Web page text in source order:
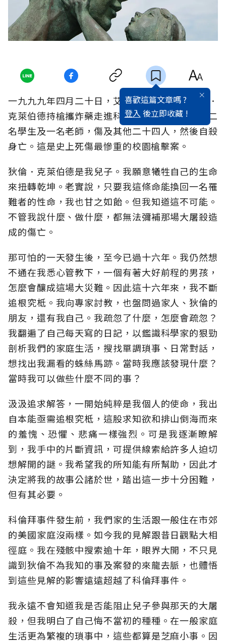
喜歡這篇文章嗎 ?
登入 後立即收藏 !
一九九九年四月二十日，艾瑞克．哈里斯和狄倫．
克萊伯德持槍攜炸藥走進科倫拜高中，殺害了十二
名學生及一名老師，傷及其他二十四人，然後自殺
身亡。這是史上死傷最慘重的校園槍擊案。
狄倫．克萊伯德是我兒子。我願意犧牲自己的生命
來扭轉乾坤。老實說，只要我這條命能換回一名罹
難者的性命，我也甘之如飴。但我知道這不可能。
不管我說什麼、做什麼，都無法彌補那場大屠殺造
成的傷亡。
那可怕的一天發生後，至今已過十六年。我仍然想
不通在我悉心管教下，一個有著大好前程的男孩，
怎麼會釀成這場大災難。因此這十六年來，我不斷
追根究柢。我向專家討教，也盤問過家人、狄倫的
朋友，還有我自己。我疏忽了什麼，怎麼會疏忽？
我翻遍了自己每天寫的日記，以鑑識科學家的狠勁
剖析我們的家庭生活，搜找單調瑣事、日常對話，
想找出我漏看的蛛絲馬跡。當時我應該發現什麼？
當時我可以做些什麼不同的事？
汲汲追求解答，一開始純粹是我個人的使命，我出
自本能亟需追根究柢，這股求知欲和排山倒海而來
的羞愧、恐懼、悲痛一樣強烈。可是我逐漸瞭解
到，我手中的片斷資訊，可提供線索給許多人迫切
想解開的謎。我希望我的所知能有所幫助，因此才
決定將我的故事公諸於世，踏出這一步十分困難，
但有其必要。
科倫拜事件發生前，我們家的生活跟一般住在市郊
的美國家庭沒兩樣。如今我的見解跟昔日觀點大相
徑庭。我在殘骸中搜索逾十年，眼界大開，不只見
識到狄倫不為我知的事及案發的來龍去脈，也體悟
到這些見解的影響遠遠超越了科倫拜事件。
我永遠不會知道我是否能阻止兒子參與那天的大屠
殺，但我明白了自己悔不當初的種種。在一般家庭
生活更為繁複的瑣事中，這些都算是芝麻小事。因